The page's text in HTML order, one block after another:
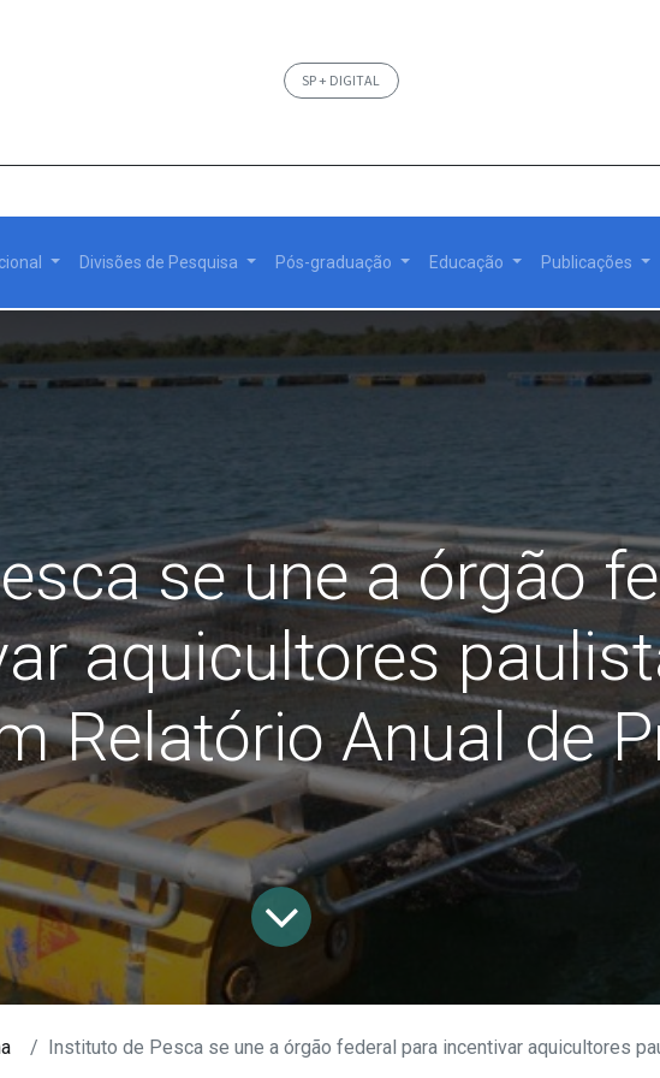
SP + DIGITAL
Divisões de Pesquisa Pós-graduação Educação Publicações
se une a órgão
aquicultores
Relatório Anual de
Instituto de Pesca se une a órgão federal para incentivar aquicultores paulistas a preencherem Relatório Anual de